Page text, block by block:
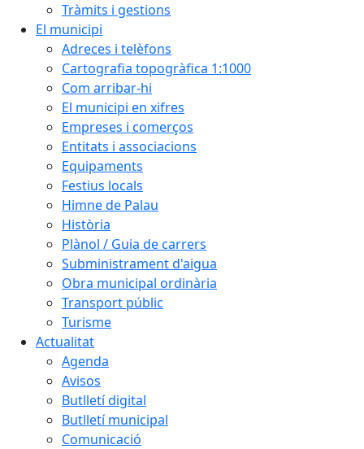
Tràmits i gestions
El municipi
Adreces i telèfons
Cartografia topogràfica 1:1000
Com arribar-hi
El municipi en xifres
Empreses i comerços
Entitats i associacions
Equipaments
Festius locals
Himne de Palau
Història
Plànol / Guia de carrers
Subministrament d'aigua
Obra municipal ordinària
Transport públic
Turisme
Actualitat
Agenda
Avisos
Butlletí digital
Butlletí municipal
Comunicació